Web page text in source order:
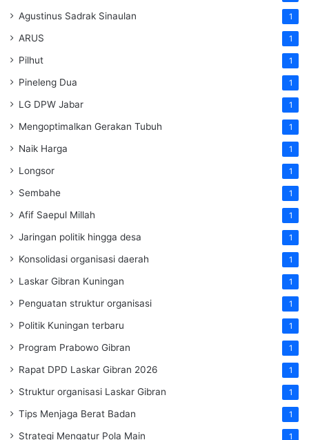
Agustinus Sadrak Sinaulan 1
ARUS 1
Pilhut 1
Pineleng Dua 1
LG DPW Jabar 1
Mengoptimalkan Gerakan Tubuh 1
Naik Harga 1
Longsor 1
Sembahe 1
Afif Saepul Millah 1
Jaringan politik hingga desa 1
Konsolidasi organisasi daerah 1
Laskar Gibran Kuningan 1
Penguatan struktur organisasi 1
Politik Kuningan terbaru 1
Program Prabowo Gibran 1
Rapat DPD Laskar Gibran 2026 1
Struktur organisasi Laskar Gibran 1
Tips Menjaga Berat Badan 1
Strategi Mengatur Pola Main 1